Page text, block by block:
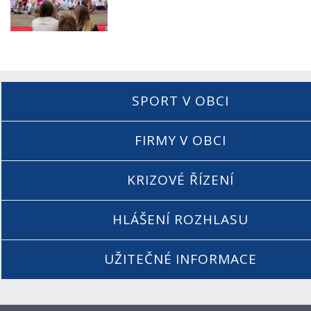
SPORT V OBCI
FIRMY V OBCI
KRIZOVÉ ŘÍZENÍ
HLÁŠENÍ ROZHLASU
UŽITEČNÉ INFORMACE